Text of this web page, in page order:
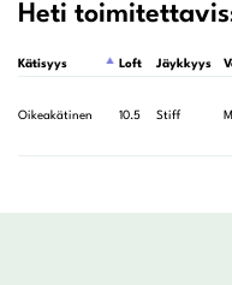
Heti
Kätisyys Loft Jäykkyys
Oikeakätinen 10.5 Stiff